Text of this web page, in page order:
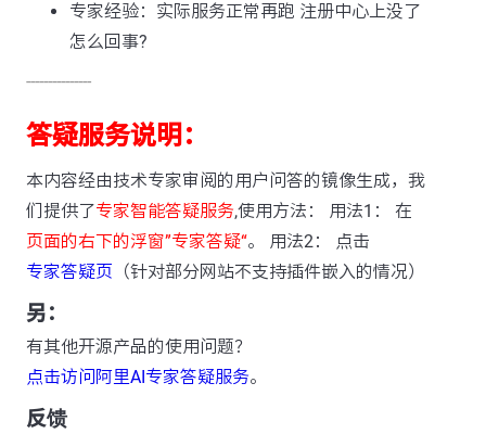
专家经验：实际服务正常再跑 注册中心上没了
怎么回事?
---------------
答疑服务说明：
本内容经由技术专家审阅的用户问答的镜像生成，我
们提供了专家智能答疑服务,使用方法： 用法1： 在
页面的右下的浮窗”专家答疑“。 用法2： 点击
专家答疑页 （针对部分网站不支持插件嵌入的情况）
另：
有其他开源产品的使用问题？
点击访问阿里AI专家答疑服务。
反馈